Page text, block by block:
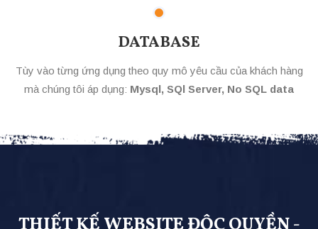
DATABASE
Tùy vào từng ứng dụng theo quy mô yêu cầu của khách hàng
mà chúng tôi áp dụng: Mysql, SQl Server, No SQL data